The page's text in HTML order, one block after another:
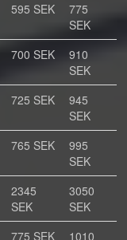
595 SEK
775
SEK
700 SEK
910
SEK
725 SEK
945
SEK
765 SEK
995
SEK
2345
SEK
3050
SEK
775 SEK 1010